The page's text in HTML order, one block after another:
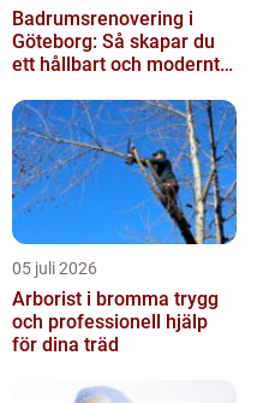
Badrumsrenovering i
Göteborg: Så skapar du
ett hållbart och modernt
05 juli 2026
Arborist i bromma trygg
och professionell hjälp
för dina träd